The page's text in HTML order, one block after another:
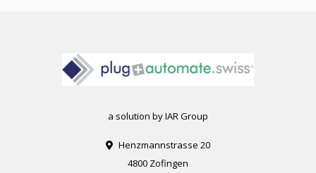
a solution by IAR Group
Henzmannstrasse 20
4800 Zofingen